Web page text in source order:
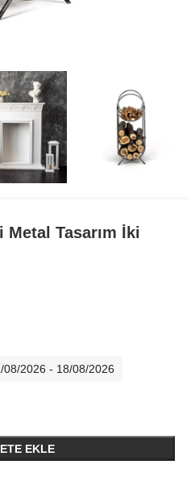
Tasarım İki
08/2026 - 18/08/2026
EKLE